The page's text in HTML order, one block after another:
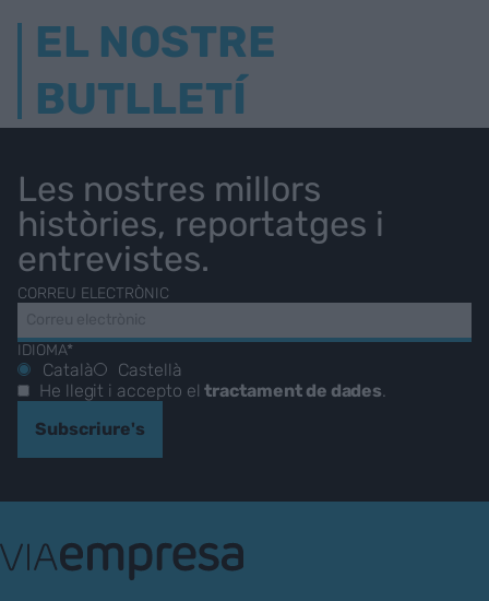
EL NOSTRE
BUTLLETÍ
Les nostres millors
històries, reportatges i
entrevistes.
CORREU ELECTRÒNIC
IDIOMA*
Català
Castellà
He llegit i accepto eltractament de dades.
Subscriure's